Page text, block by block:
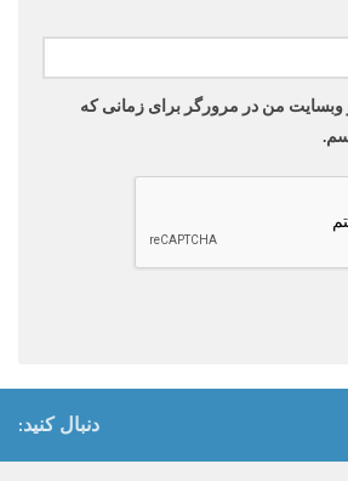
وبسایت من در مرورگر برای زمانی که
دنبال کنید: